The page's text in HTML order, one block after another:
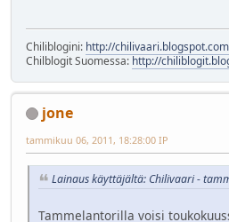
Chiliblogini: http://
Chilblogit Suomessa: http://
jone
tammikuu 06, 2011, 18:28:00 IP
Lainaus käyttäjältä: Chilivaari -
Tammelantorilla voisi